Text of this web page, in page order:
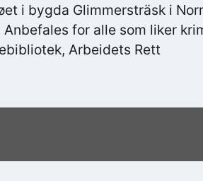
i bygda Glimmersträsk i
for alle som liker
Arbeidets Rett